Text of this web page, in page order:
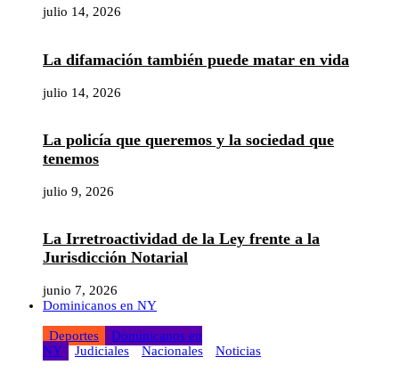
julio 14, 2026
La difamación también puede matar en vida
julio 14, 2026
La policía que queremos y la sociedad que
tenemos
julio 9, 2026
La Irretroactividad de la Ley frente a la
Jurisdicción Notarial
junio 7, 2026
Dominicanos en NY
Deportes
Dominicanos en
NY
Judiciales Nacionales Noticias